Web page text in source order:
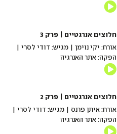
חלוצים אנרגטיים | פרק 3
אורח: יקי נוימן | מגיש: דודי לסרי |
הפקה: אתר האנרגיה
חלוצים אנרגטיים | פרק 2
אורח: איתן פרנס | מגיש: דודי לסרי |
הפקה: אתר האנרגיה